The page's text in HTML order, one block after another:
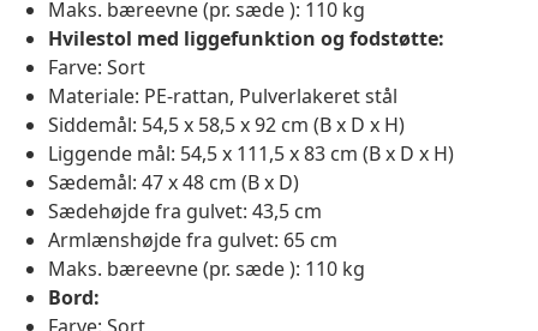
Maks. bæreevne (pr. sæde ): 110 kg
Hvilestol med liggefunktion og fodstøtte:
Farve: Sort
Materiale: PE-rattan, Pulverlakeret stål
Siddemål: 54,5 x 58,5 x 92 cm (B x D x H)
Liggende mål: 54,5 x 111,5 x 83 cm (B x D x H)
Sædemål: 47 x 48 cm (B x D)
Sædehøjde fra gulvet: 43,5 cm
Armlænshøjde fra gulvet: 65 cm
Maks. bæreevne (pr. sæde ): 110 kg
Bord: